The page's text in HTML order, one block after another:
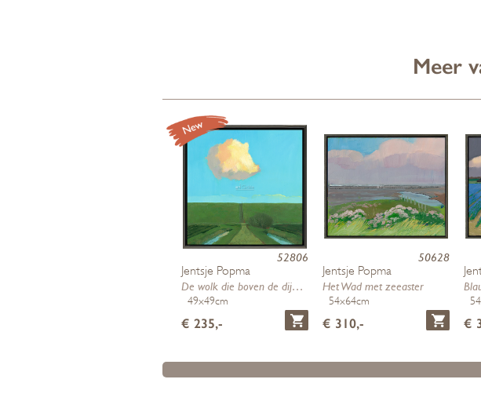
Meer
52806
Jentsje Popma
De wolk die boven de dijk versche…
49x49cm
€ 235,-
50628
Jentsje Popma
Het Wad met zeeaster
54x64cm
€ 310,- €